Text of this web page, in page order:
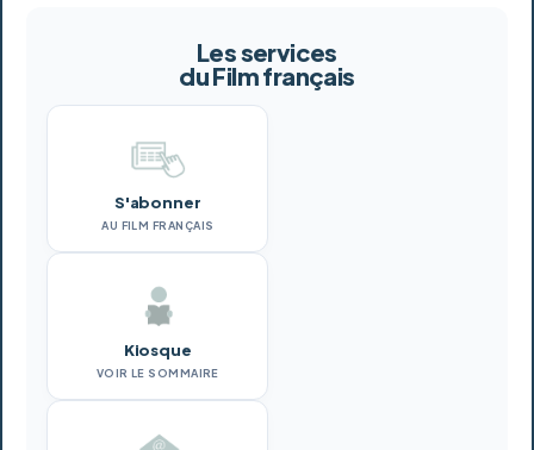
Les services
du Film français
S'abonner
AU FILM FRANÇAIS
Kiosque
VOIR LE SOMMAIRE